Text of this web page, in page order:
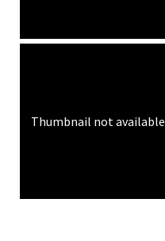
Thumbnail not available